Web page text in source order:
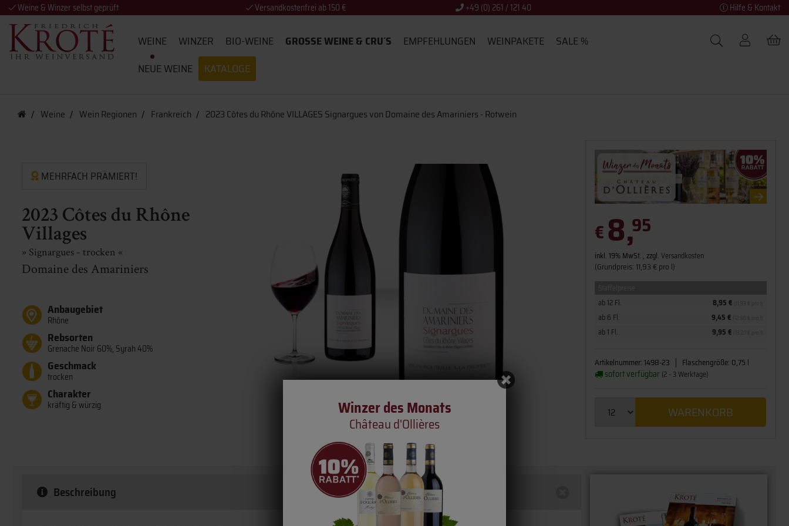
Winzer des Monats
Château d'Ollières
Weine & Winzer selbst geprüft Versandkostenfrei ab 150 € +49 (0) 261 / 121 40 Hilfe & Kontakt
WEINE WINZER BIO-WEINE GROSSE WEINE & CRU´S EMPFEHLUNGEN WEINPAKETE
SALE %
NEUE WEINE
KATALOGE
Weine Wein Regionen Frankreich 2023 Côtes du Rhône VILLAGES Signargues von Domaine des Amariniers - Rotwein
MEHRFACH PRÄMIERT!
2023 Côtes du Rhône
Villages
» Signargues - trocken «
Domaine des Amariniers
Anbaugebiet
Rhône
Rebsorten
Grenache Noir 60%, Syrah 40%
Geschmack
trocken
Charakter
kräftig & würzig
€8,95
inkl. 19% MwSt. , zzgl. Versandkosten
(Grundpreis: 11,93 € pro l)
ab 1 Fl. 9,95 €
ab 6 Fl. 9,45 €
ab 12 Fl. 8,95 €
Artikelnummer:1498-23 Flaschengröße: 0,75 l
sofort verfügbar (2 - 3 Werktage)
WARENKORB
Beschreibung